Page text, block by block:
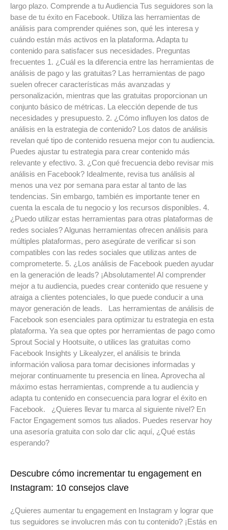
largo plazo. Comprende a tu Audiencia Tus seguidores son la
base de tu éxito en Facebook. Utiliza las herramientas de
análisis para comprender quiénes son, qué les interesa y
cuándo están más activos en la plataforma. Adapta tu
contenido para satisfacer sus necesidades. Preguntas
frecuentes 1. ¿Cuál es la diferencia entre las herramientas de
análisis de pago y las gratuitas? Las herramientas de pago
suelen ofrecer características más avanzadas y
personalización, mientras que las gratuitas proporcionan un
conjunto básico de métricas. La elección depende de tus
necesidades y presupuesto. 2. ¿Cómo influyen los datos de
análisis en la estrategia de contenido? Los datos de análisis
revelan qué tipo de contenido resuena mejor con tu audiencia.
Puedes ajustar tu estrategia para crear contenido más
relevante y efectivo. 3. ¿Con qué frecuencia debo revisar mis
análisis en Facebook? Idealmente, revisa tus análisis al
menos una vez por semana para estar al tanto de las
tendencias. Sin embargo, también es importante tener en
cuenta la escala de tu negocio y los recursos disponibles. 4.
¿Puedo utilizar estas herramientas para otras plataformas de
redes sociales? Algunas herramientas ofrecen análisis para
múltiples plataformas, pero asegúrate de verificar si son
compatibles con las redes sociales que utilizas antes de
comprometerte. 5. ¿Los análisis de Facebook pueden ayudar
en la generación de leads? ¡Absolutamente! Al comprender
mejor a tu audiencia, puedes crear contenido que resuene y
atraiga a clientes potenciales, lo que puede conducir a una
mayor generación de leads. Las herramientas de análisis de
Facebook son esenciales para optimizar tu estrategia en esta
plataforma. Ya sea que optes por herramientas de pago como
Sprout Social y Hootsuite, o utilices las gratuitas como
Facebook Insights y Likealyzer, el análisis te brinda
información valiosa para tomar decisiones informadas y
mejorar continuamente tu presencia en línea. Aprovecha al
máximo estas herramientas, comprende a tu audiencia y
adapta tu contenido en consecuencia para lograr el éxito en
Facebook. ¿Quieres llevar tu marca al siguiente nivel? En
Factor Engagement somos tus aliados. Puedes reservar hoy
una asesoría gratuita con solo dar clic aquí, ¿Qué estás
esperando?
Descubre cómo incrementar tu engagement en
Instagram: 10 consejos clave
¿Quieres aumentar tu engagement en Instagram y lograr que
tus seguidores se involucren más con tu contenido? ¡Estás en